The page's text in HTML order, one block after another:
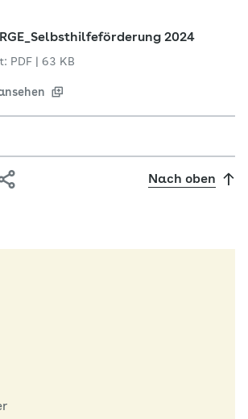
2024
PDF 63 KB
Nach oben